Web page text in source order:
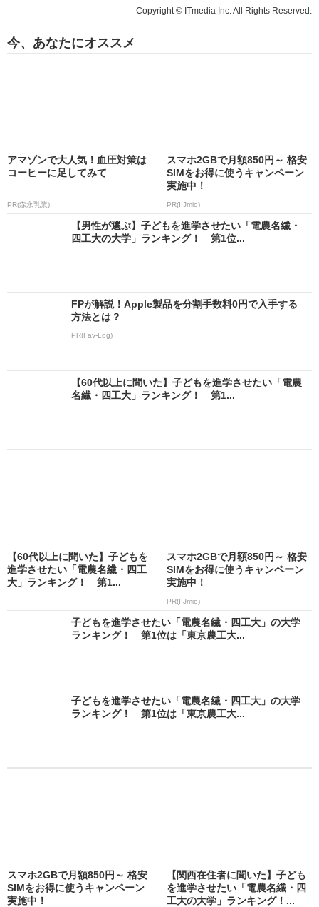
Copyright © ITmedia Inc. All Rights Reserved.
今、あなたにオススメ
アマゾンで大人気！血圧対策は
コーヒーに足してみて
PR(森永乳業)
スマホ2GBで月額850円～ 格安
SIMをお得に使うキャンペーン
実施中！
PR(IIJmio)
【男性が選ぶ】子どもを進学させたい「電農名繊・
四工大の大学」ランキング！ 第1位...
FPが解説！Apple製品を分割手数料0円で入手する
方法とは？
PR(Fav-Log)
【60代以上に聞いた】子どもを進学させたい「電農
名繊・四工大」ランキング！ 第1...
【60代以上に聞いた】子どもを
進学させたい「電農名繊・四工
大」ランキング！ 第1...
スマホ2GBで月額850円～ 格安
SIMをお得に使うキャンペーン
実施中！
PR(IIJmio)
子どもを進学させたい「電農名繊・四工大」の大学
ランキング！ 第1位は「東京農工大...
子どもを進学させたい「電農名繊・四工大」の大学
ランキング！ 第1位は「東京農工大...
スマホ2GBで月額850円～ 格安
SIMをお得に使うキャンペーン
実施中！
【関西在住者に聞いた】子ども
を進学させたい「電農名繊・四
工大の大学」ランキング！...